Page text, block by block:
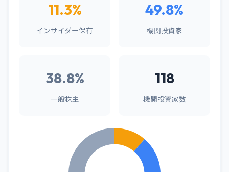
11.3%
インサイダー保有
49.8%
機関投資家
38.8%
一般株主
118
機関投資家数